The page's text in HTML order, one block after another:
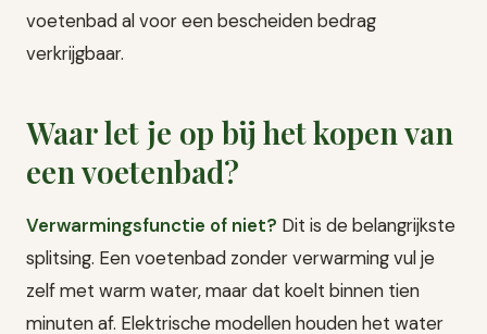
voetenbad al voor een bescheiden bedrag
verkrijgbaar.
Waar let je op bij het kopen van
een voetenbad?
Verwarmingsfunctie of niet? Dit is de belangrijkste
splitsing. Een voetenbad zonder verwarming vul je
zelf met warm water, maar dat koelt binnen tien
minuten af. Elektrische modellen houden het water